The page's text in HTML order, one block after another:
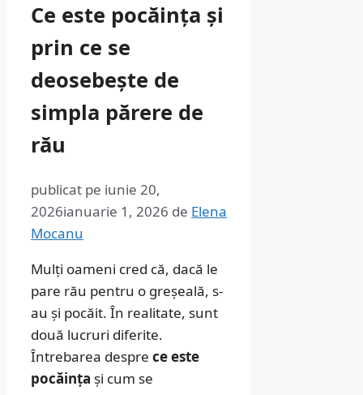
Ce este pocăința și
prin ce se
deosebește de
simpla părere de
rău
publicat pe iunie 20,
2026ianuarie 1, 2026 de Elena
Mocanu
Mulți oameni cred că, dacă le
pare rău pentru o greșeală, s-
au și pocăit. În realitate, sunt
două lucruri diferite.
Întrebarea despre ce este
pocăința și cum se